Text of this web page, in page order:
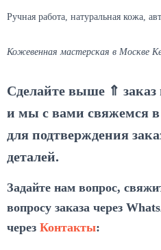
Ручная работа, натуральная кожа,
Кожевенная мастерская в Москве
Сделайте выше ⇑ заказ
и мы с вами свяжемся
для подтверждения
деталей.
Задайте нам вопрос,
вопросу заказа через
через Контакты: